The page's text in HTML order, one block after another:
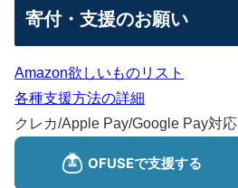
寄付・支援のお願い
Amazon欲しいものリスト
各種支援方法の詳細
クレカ/Apple Pay/Google Pay対応